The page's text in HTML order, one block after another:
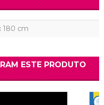
180 cm
ESTE PRODUTO